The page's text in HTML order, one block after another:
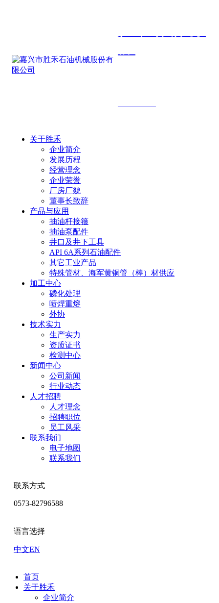
关于胜禾
企业简介
发展历程
经营理念
企业荣誉
厂房厂貌
董事长致辞
产品与应用
抽油杆接箍
抽油泵配件
井口及井下工具
API 6A系列石油配件
其它工业产品
特殊管材、海军黄铜管（棒）材供应
加工中心
磷化处理
喷焊重熔
外协
技术实力
生产实力
资质证书
检测中心
新闻中心
公司新闻
行业动态
人才招聘
人才理念
招聘职位
员工风采
联系我们
电子地图
联系我们
联系方式
0573-82796588
语言选择
中文EN
首页
关于胜禾
企业简介